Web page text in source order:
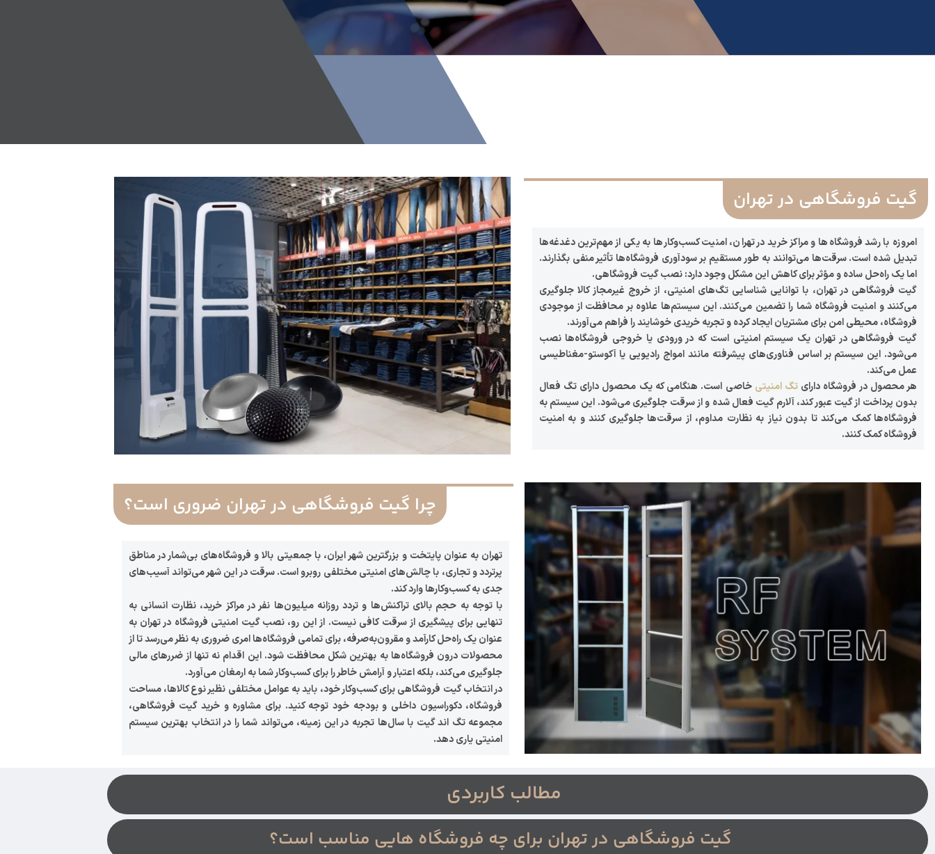
گیت فروشگاهی در تهران
امروزه با رشد فروشگاه‌ها و مراکز خرید در تهران، امنیت کسب‌وکارها به یکی از مهم‌ترین دغدغه‌ها
تبدیل شده است. سرقت‌ها می‌توانند به طور مستقیم بر سودآوری فروشگاه‌ها تأثیر منفی بگذارند.
اما یک راه‌حل ساده و مؤثر برای کاهش این مشکل وجود دارد: نصب گیت فروشگاهی.
گیت فروشگاهی در تهران، با توانایی شناسایی تگ‌های امنیتی، از خروج غیرمجاز کالا جلوگیری
می‌کنند و امنیت فروشگاه شما را تضمین می‌کنند. این سیستم‌ها علاوه بر محافظت از موجودی
فروشگاه، محیطی امن برای مشتریان ایجاد کرده و تجربه خریدی خوشایند را فراهم می‌آورند.
گیت فروشگاهی در تهران یک سیستم امنیتی است که در ورودی یا خروجی فروشگاه‌ها نصب
می‌شود. این سیستم بر اساس فناوری‌های پیشرفته مانند امواج رادیویی یا آکوستو-مغناطیسی
عمل می‌کند.
هر محصول در فروشگاه دارای تگ امنیتی خاصی است. هنگامی که یک محصول دارای تگ فعال
بدون پرداخت از گیت عبور کند، آلارم گیت فعال شده و از سرقت جلوگیری می‌شود. این سیستم به
فروشگاه‌ها کمک می‌کند تا بدون نیاز به نظارت مداوم، از سرقت‌ها جلوگیری کنند و به امنیت
فروشگاه کمک کنند.
چرا گیت فروشگاهی در تهران ضروری است؟
تهران به عنوان پایتخت و بزرگترین شهر ایران، با جمعیتی بالا و فروشگاه‌های بی‌شمار در مناطق
پرتردد و تجاری، با چالش‌های امنیتی مختلفی روبرو است. سرقت در این شهر می‌تواند آسیب‌های
جدی به کسب‌وکارها وارد کند.
با توجه به حجم بالای تراکنش‌ها و تردد روزانه میلیون‌ها نفر در مراکز خرید، نظارت انسانی به
تنهایی برای پیشگیری از سرقت کافی نیست. از این رو، نصب گیت امنیتی فروشگاه در تهران به
عنوان یک راه‌حل کارآمد و مقرون‌به‌صرفه، برای تمامی فروشگاه‌ها امری ضروری به نظر می‌رسد تا از
محصولات درون فروشگاه‌ها به بهترین شکل محافظت شود. این اقدام نه تنها از ضررهای مالی
جلوگیری می‌کند، بلکه اعتبار و آرامش خاطر را برای کسب‌وکار شما به ارمغان می‌آورد.
در انتخاب گیت فروشگاهی برای کسب‌وکار خود، باید به عوامل مختلفی نظیر نوع کالاها، مساحت
فروشگاه، دکوراسیون داخلی و بودجه خود توجه کنید. برای مشاوره و خرید گیت فروشگاهی،
مجموعه تگ اند گیت با سال‌ها تجربه در این زمینه، می‌تواند شما را در انتخاب بهترین سیستم
امنیتی یاری دهد.
مطالب کاربردی
گیت فروشگاهی در تهران برای چه فروشگاه‌ هایی مناسب است؟